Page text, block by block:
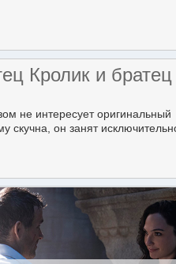
Кролик и братец
не интересует оригинальный
скучна, он занят